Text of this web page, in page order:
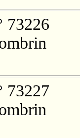
73226
73227